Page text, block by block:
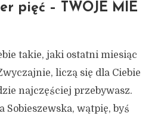
pięć – TWOJE MIE
takie, jaki ostatni miesiąc
liczą się dla Ciebie
najczęściej przebywasz.
Sobieszewska, wątpię, byś